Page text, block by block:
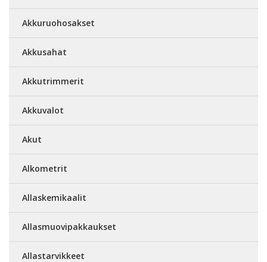
Akkuruohosakset
Akkusahat
Akkutrimmerit
Akkuvalot
Akut
Alkometrit
Allaskemikaalit
Allasmuovipakkaukset
Allastarvikkeet